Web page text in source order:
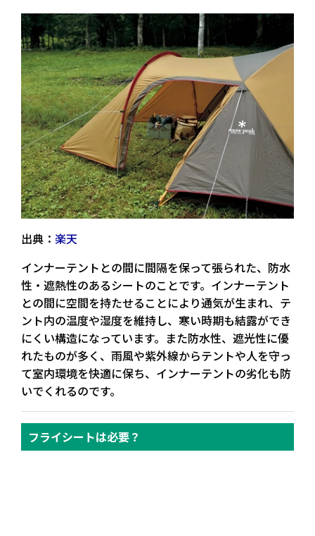
出典： 楽天
インナーテントとの間に間隔を保って張られた、防水
性・遮熱性のあるシートのことです。インナーテント
との間に空間を持たせることにより通気が生まれ、テ
ント内の温度や湿度を維持し、寒い時期も結露ができ
にくい構造になっています。また防水性、遮光性に優
れたものが多く、雨風や紫外線からテントや人を守っ
て室内環境を快適に保ち、インナーテントの劣化も防
いでくれるのです。
フライシートは必要？